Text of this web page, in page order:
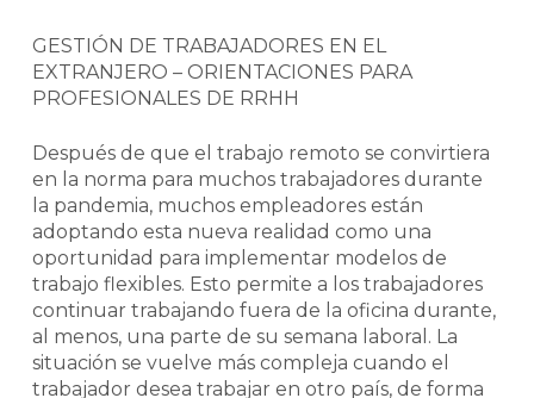
GESTIÓN DE TRABAJADORES EN EL
EXTRANJERO – ORIENTACIONES PARA
PROFESIONALES DE RRHH
Después de que el trabajo remoto se convirtiera
en la norma para muchos trabajadores durante
la pandemia, muchos empleadores están
adoptando esta nueva realidad como una
oportunidad para implementar modelos de
trabajo flexibles. Esto permite a los trabajadores
continuar trabajando fuera de la oficina durante,
al menos, una parte de su semana laboral. La
situación se vuelve más compleja cuando el
trabajador desea trabajar en otro país, de forma